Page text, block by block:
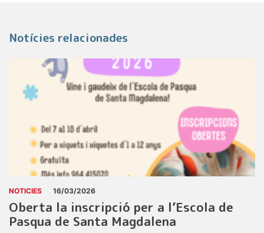
Notícies relacionades
NOTICIES 16/03/2026
Oberta la inscripció per a l’Escola de
Pasqua de Santa Magdalena